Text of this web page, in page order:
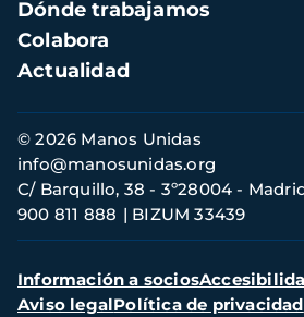
Dónde trabajamos
Colabora
Actualidad
Información
de
contacto
© 2026 Manos Unidas
C/ Barquillo, 38 - 3º28004 -
900 811 888
BIZUM 33439
info@manosunidas.org
Menú
secundario
Información a socios
Aviso legalPolítica de privacidad